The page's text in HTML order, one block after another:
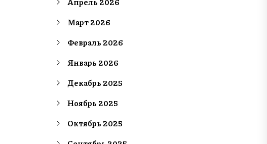
Март 2026
Февраль 2026
Январь 2026
Декабрь 2025
Ноябрь 2025
Октябрь 2025